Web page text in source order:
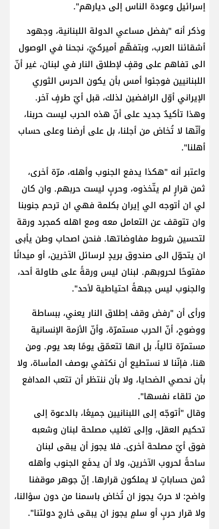
إسرائيل​ وعودة الناس إلى ديارهم".
وذكر أنه "بفضل مساعي الدولة اللبنانية، وجهود
أشقائنا العرب، وبتفهّمٍ أميركيّ، نجحنا في الوصول
الى تفاهم على وقفٍ لإطلاق النار في لبنان، غير أنّ
اللبنانيين فوجئوا أمس بأن يكون ​الحرس الثوري
الإيراني​ أوّل الرافضين لذلك، قبل أيّ طرفٍ آخر.
وهذا تأكيدٌ جديد على أنّ هذه الحرب ليست حربنا،
وأنّها لا تُخاض من أجلنا، بل على أرضنا وعلى حساب
أهلنا".
واعتبر أنه "هكذا يدفع الجنوب وأهله، مرّة أخرى،
ثمن قرارٍ لم يتّخذوه، وحربٍ ليست حربهم. وان كان
لي ان أتوجه الي إيران بكلمة فهي ان ترحم جنوبنا
وان تتوقف عن التعامل معه ومع اهله كمجرد ورقة
لتحسين شروط مفاوضاتها. فنحن اصحاب وطن يأبى
ان يتحوّل الى صندوق بريدٍ لرسائل الآخرين، أو ميدانًا
مفتوحًا لحروبهم. لبنان ليس ورقةً على طاولة أحد،
والجنوب ليس جبهةً احتياطية لأحد".
ورأى أن "رفض وقف إطلاق النار يعني، ببساطة
ووضوح، أنّ الحرب مستمرّة، وأنّ الأزمة الإنسانية
مستمرّة تالياً، بل انها تتعمّق يومًا بعد يوم. ومن
هنا، فإنّنا لا نستطيع أن نكتفي بوصف المأساة، ولا
بأن نحصي الضحايا، ولا بأن ننتظر أن تتعب المدافع
من تلقاء نفسها".
وقال "أتوجّه إلى اللبنانيين جميعًا، بالدعوة إلى
تحكيم العقل، وإلى تغليب مصلحة لبنان وشعبه
فوق أيّ مصلحة أخرى. فلا يجوز أن يبقى لبنان
ساحةً لحروب الآخرين، ولا أن يدفَع الجنوب وأهله
ثمن حساباتٍ لا يملكون قرارها. إنّ جوهر موقفنا
واضح: لا حربٌ يجوز ان تُخاض باسمنا من دون سؤالنا،
ولا قرار حربٍ أو سلمٍ يجوز ان يبقى خارج دولتنا".